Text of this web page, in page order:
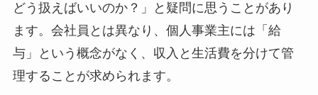
どう扱えばいいのか？」と疑問に思うことがあり
ます。会社員とは異なり、個人事業主には「給
与」という概念がなく、収入と生活費を分けて管
理することが求められます。